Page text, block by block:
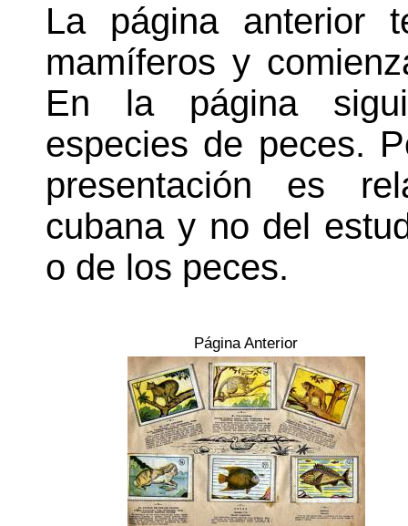
La página anterior
mamíferos y
En la página
especies de peces.
presentación es
cubana y no del
o de los peces.
Página Anterior